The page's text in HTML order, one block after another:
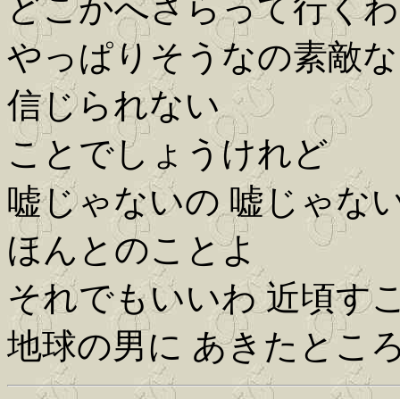
どこかへさらって行くわ
やっぱりそうなの素敵
信じられない
ことでしょうけれど
嘘じゃないの 嘘じゃな
ほんとのことよ
それでもいいわ 近頃す
地球の男に あきたとこ